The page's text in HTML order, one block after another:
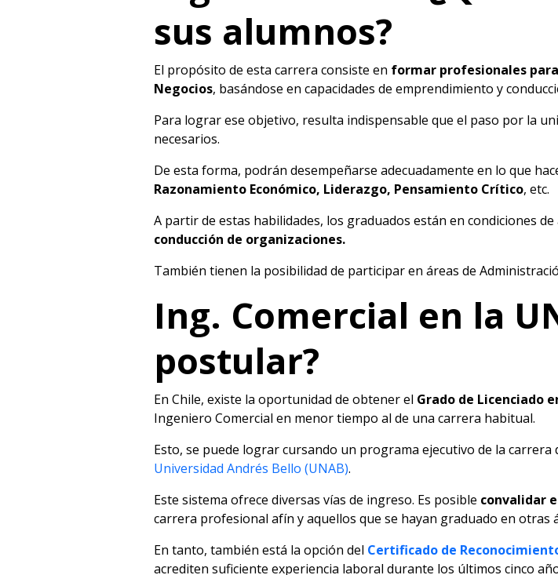
sus alumnos?
El propósito de esta carrera consiste en formar profesionales
Negocios, basándose en capacidades de emprendimiento y
Para lograr ese objetivo, resulta indispensable que el paso por la
necesarios.
De esta forma, podrán desempeñarse adecuadamente en lo que
Razonamiento Económico, Liderazgo, Pensamiento Crítico, etc.
A partir de estas habilidades, los graduados están en condiciones
conducción de organizaciones.
También tienen la posibilidad de participar en áreas de
Ing. Comercial en la
postular?
En Chile, existe la oportunidad de obtener el Grado de Licenciado
Ingeniero Comercial en menor tiempo al de una carrera habitual.
Esto, se puede lograr cursando un programa ejecutivo de la carrera
Universidad Andrés Bello (UNAB).
Este sistema ofrece diversas vías de ingreso. Es posible convalidar
carrera profesional afín y aquellos que se hayan graduado en otras
En tanto, también está la opción del Certificado de
acrediten suficiente experiencia laboral durante los últimos cinco